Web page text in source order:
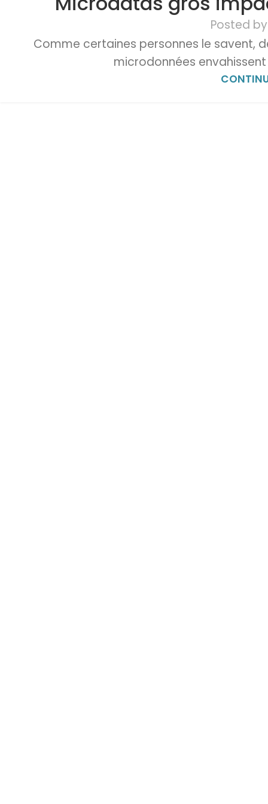
Posted by
Comme certaines personnes le savent,
microdonnées